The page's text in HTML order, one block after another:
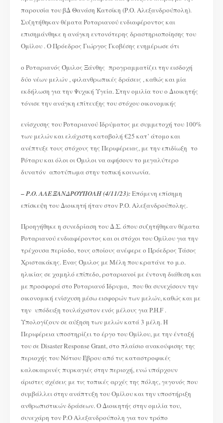
παρουσία του βΔ Θανάση Κατσίκη (Ρ.Ο. Αλεξανδρούπολη).
Συζητήθηκαν θέματα Ροταριανού ενδιαφέροντος και
επισημάνθηκε η ανάγκη εντονότερης δραστηριοποίησης του
Ομίλου . Ο Πρόεδρος Γιώργος Γκοβέσης ενημέρωσε ότι
ο Ροταριανός Όμιλος Ξάνθης προγραμματίζει την εισδοχή
δύο νέων μελών , φιλανθρωπικές δράσεις , καθώς και μία
εκδήλωση για την Ψυχική Υγεία. Στην ομιλία του ο Διοικητής
τόνισε την ανάγκη επίτευξης του στόχου οικονομικής
ενίσχυσης του Ροταριανού Ιδρύματος με συμμετοχή του 100%
των μελών και ελάχιστη καταβολή €25 κατ’ άτομο και
ανέπτυξε τους στόχους της Περιφέρειας, με την επιδίωξη το
Ρόταρυ και όλοι οι Όμιλοι να αφήσουν το μεγαλύτερο
δυνατόν αποτύπωμα στην τοπική κοινωνία.
–Ρ.Ο. ΑΛΕΞΑΝΔΡΟΥΠΟΛΗ (4/11/23):Επόμενη επίσημη
επίσκεψη του Διοικητή ήταν στον Ρ.Ο. Αλεξανδρούπολης.
Προηγήθηκε η συνεδρίαση του Δ.Σ. όπου συζητήθηκαν θέματα
Ροταριανού ενδιαφέροντος και οι στόχοι του Ομίλου για την
τρέχουσα περίοδο, τους οποίους ανέφερε ο Πρόεδρος Τάσος
Χριστακάκης. Ένας Όμιλος με Μέλη που κρατάνε το μ.ο.
ηλικίας σε χαμηλό επίπεδο, ροταριανοί με έντονη διάθεση και
με προσφορά στο Ροταριανό Ίδρυμα, που θα συνεχίσουν την
οικονομική ενίσχυση μέσω εισφορών των μελών, καθώς και με
την υπόδειξη τουλάχιστον ενός μέλους για P.H.F .
Υπολογίζουν σε αύξηση των μελών κατά 3 μέλη. Η
Περιφέρεια υποστηρίζει το έργο του Ομίλου, με την ένταξή
του σε Disaster Response Grant, στο πλαίσιο ανακούφισης της
περιοχής του Νότιου Έβρου από τις καταστροφικές
καλοκαιρινές πυρκαγιές στην περιοχή, ενώ υπάρχουν
άριστες σχέσεις με τις τοπικές αρχές της πόλης, γεγονός που
συμβάλλει στην ανάπτυξη του Ομίλου και την υποστήριξη
ανθρωπιστικών δράσεων. Ο Διοικητής στην ομιλία του,
συνεχάρη τον Ρ.Ο Αλεξανδρούπολη για τον τρόπο